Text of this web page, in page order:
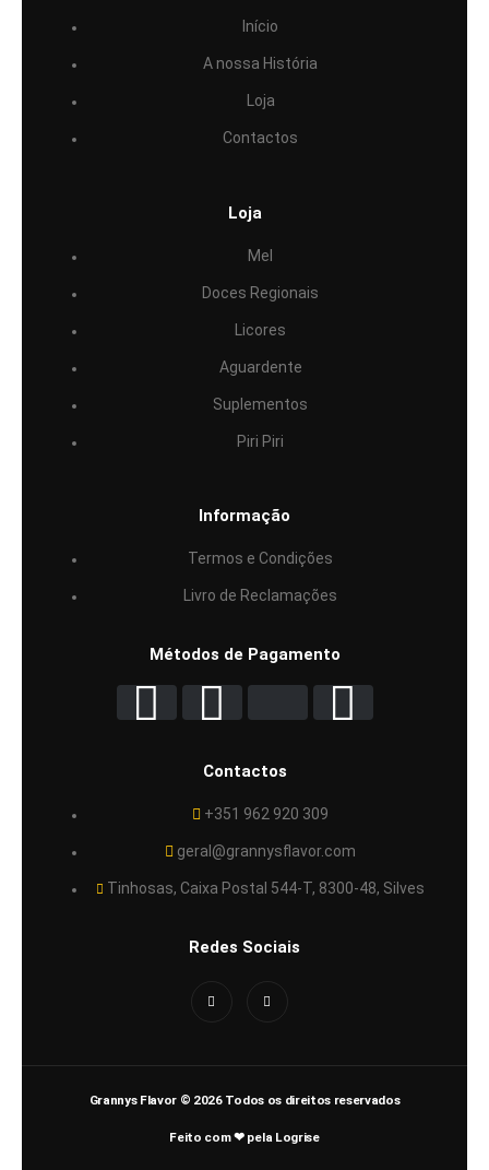
Início
A nossa História
Loja
Contactos
Loja
Mel
Doces Regionais
Licores
Aguardente
Suplementos
Piri Piri
Informação
Termos e Condições
Livro de Reclamações
Métodos de Pagamento
Contactos
+351 962 920 309
geral@grannysflavor.com
Tinhosas, Caixa Postal 544-T, 8300-48, Silves
Redes Sociais
Grannys Flavor © 2026 Todos os direitos reservados
Feito com ❤ pela Logrise